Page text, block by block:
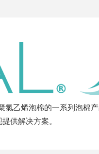
乙烯泡棉的一系列泡棉
供解决方案。